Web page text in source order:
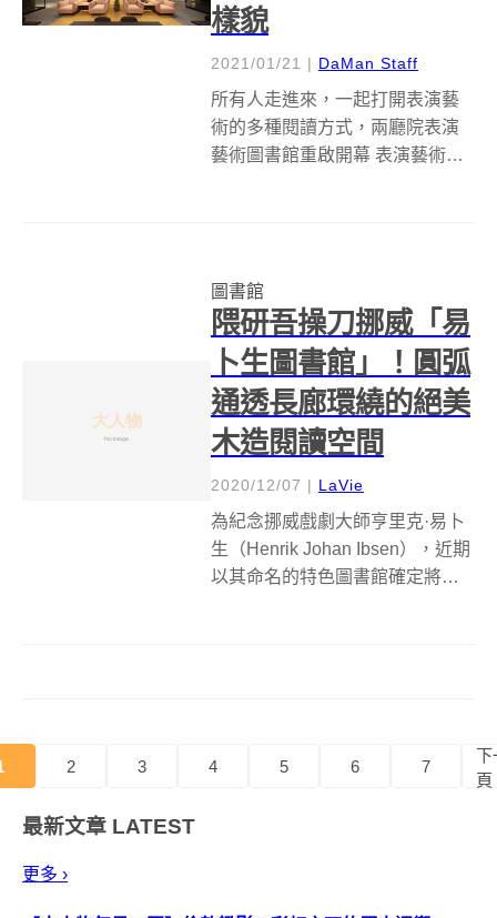
樣貌
2021/01/21 | DaMan Staff
所有人走進來，一起打開表演藝
術的多種閱讀方式，兩廳院表演
藝術圖書館重啟開幕 表演藝術圖
或借用館內電子及視聽設備，欣
賞數位資料庫或...
圖書館
隈研吾操刀挪威「易
卜生圖書館」！圓弧
通透長廊環繞的絕美
木造閱讀空間
2020/12/07 | LaVie
為紀念挪威戲劇大師亨里克·易卜
生（Henrik Johan Ibsen），近期
以其命名的特色圖書館確定將由
2 3 4 5 6 7
下
頁
最新文章 LATEST
更多 ›